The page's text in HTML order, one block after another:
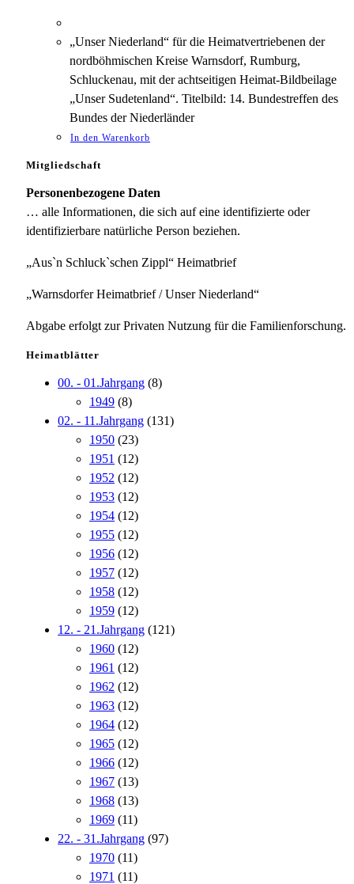
„Unser Niederland“ für die Heimatvertriebenen der
nordböhmischen Kreise Warnsdorf, Rumburg,
Schluckenau, mit der achtseitigen Heimat-Bildbeilage
„Unser Sudetenland“. Titelbild: 14. Bundestreffen des
Bundes der Niederländer
In den Warenkorb
Mitgliedschaft
Personenbezogene Daten
… alle Informationen, die sich auf eine identifizierte oder
identifizierbare natürliche Person beziehen.
„Aus`n Schluck`schen Zippl“ Heimatbrief
„Warnsdorfer Heimatbrief / Unser Niederland“
Abgabe erfolgt zur Privaten Nutzung für die Familienforschung.
Heimatblätter
00. - 01.Jahrgang (8)
1949 (8)
02. - 11.Jahrgang (131)
1950 (23)
1951 (12)
1952 (12)
1953 (12)
1954 (12)
1955 (12)
1956 (12)
1957 (12)
1958 (12)
1959 (12)
12. - 21.Jahrgang (121)
1960 (12)
1961 (12)
1962 (12)
1963 (12)
1964 (12)
1965 (12)
1966 (12)
1967 (13)
1968 (13)
1969 (11)
22. - 31.Jahrgang (97)
1970 (11)
1971 (11)